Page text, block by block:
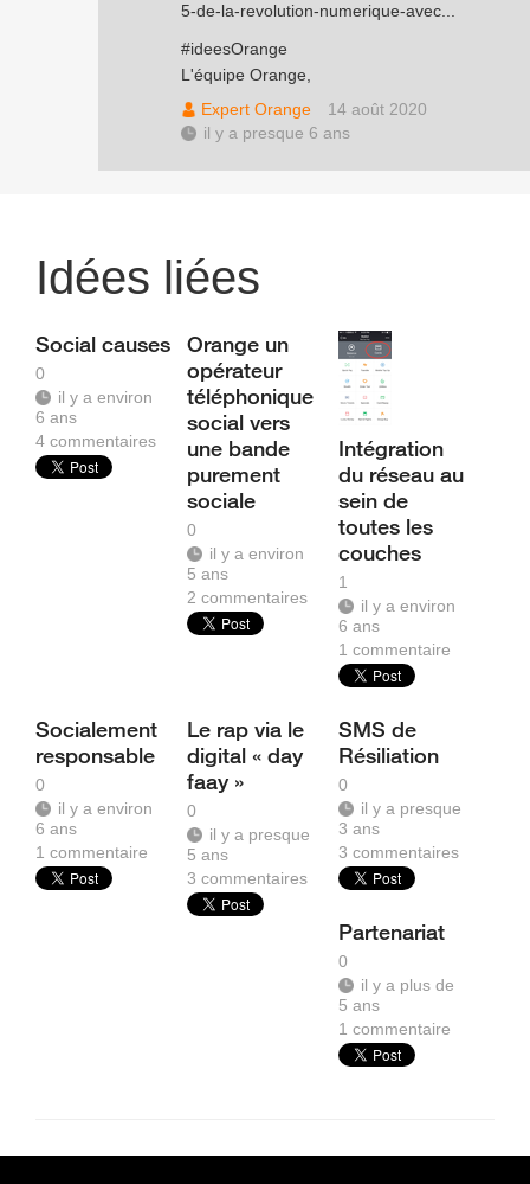
5-de-la-revolution-numerique-avec...
#ideesOrange
L'équipe Orange,
Expert Orange
14 août 2020
il y a presque 6 ans
Idées liées
Social causes
0
il y a environ
6 ans
4 commentaires
Orange un
opérateur
téléphonique
social vers
une bande
purement
sociale
0
il y a environ
5 ans
2commentaires
Intégration
du réseau au
sein de
toutes les
couches
1
il y a environ
6 ans
1commentaire
Socialement
responsable
0
il y a environ
6 ans
1 commentaire
Le rap via le
digital « day
faay »
0
il y a presque
5 ans
3commentaires
SMS de
Résiliation
0
il y a presque
3 ans
3commentaires
Partenariat
0
il y a plus de
5 ans
1commentaire